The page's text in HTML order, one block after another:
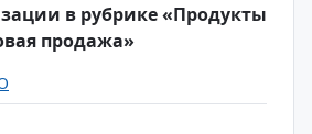
в рубрике «Продукты
продажа»